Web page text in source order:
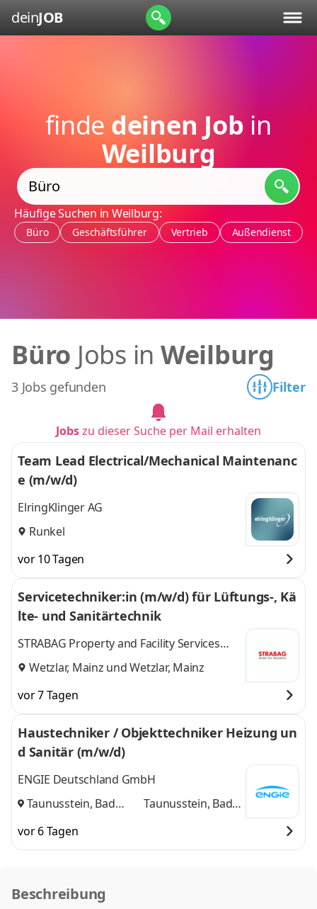
deinJOB
finde deinen Job in
Weilburg
Häufige Suchen in Weilburg:
Büro Geschäftsführer Vertrieb Außendienst
Büro Jobs in Weilburg
3 Jobs gefunden Filter
Jobszu dieser Suche per Mail erhalten
Team Lead Electrical/Mechanical Maintenanc
e (m/w/d)
ElringKlinger AG
Runkel
vor 10 Tagen
Servicetechniker:in (m/w/d) für Lüftungs-, Kä
lte- und Sanitärtechnik
STRABAG Property and Facility Services
GmbH
Wetzlar, Mainz undWetzlar, Mainz
vor 7 Tagen
Haustechniker / Objekttechniker Heizung un
d Sanitär (m/w/d)
ENGIE Deutschland GmbH
Taunusstein, Bad
Taunusstein, Bad
vor 6 Tagen
Beschreibung